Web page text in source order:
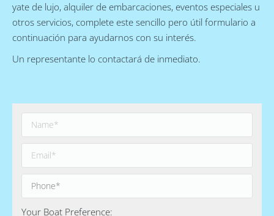
yate de lujo, alquiler de embarcaciones, eventos especiales u
otros servicios, complete este sencillo pero útil formulario a
continuación para ayudarnos con su interés.
Un representante lo contactará de inmediato.
Your Boat Preference: